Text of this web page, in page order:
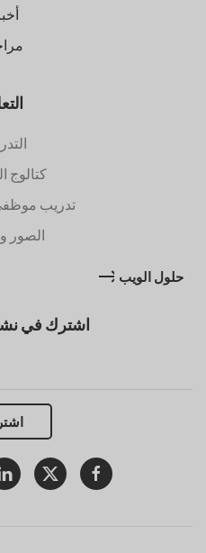
كتالوج
تدريب
الصور
حلول الويب
اشترك في